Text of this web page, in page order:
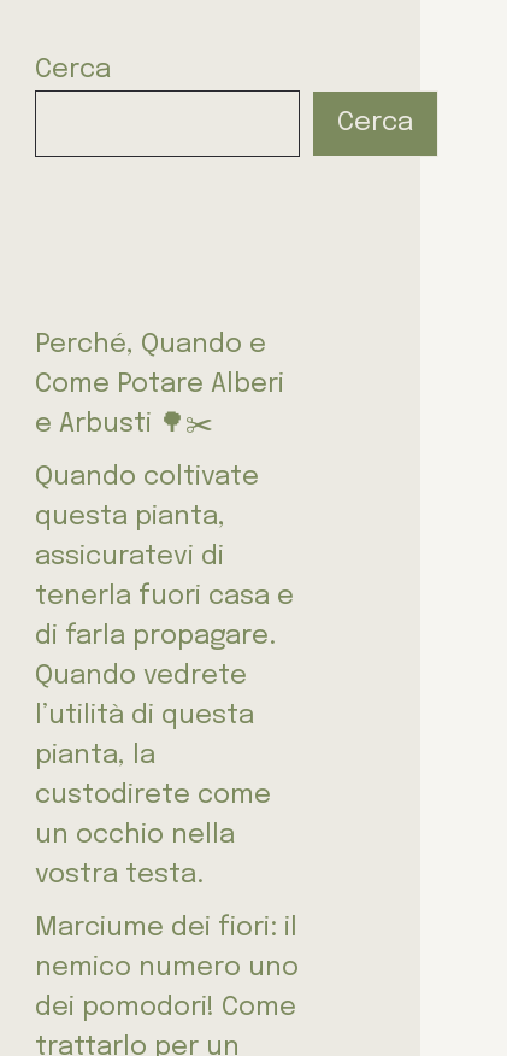
Cerca
Cerca
Perché, Quando e
Come Potare Alberi
e Arbusti 🌳✂️
Quando coltivate
questa pianta,
assicuratevi di
tenerla fuori casa e
di farla propagare.
Quando vedrete
l’utilità di questa
pianta, la
custodirete come
un occhio nella
vostra testa.
Marciume dei fiori: il
nemico numero uno
dei pomodori! Come
trattarlo per un